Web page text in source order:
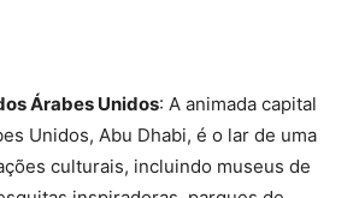
Árabes Unidos: A animada capital
Unidos, Abu Dhabi, é o lar de uma
culturais, incluindo museus de